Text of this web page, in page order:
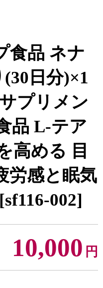
食品 ネナ
日分)×1
プリメン
品 L-テア
高める 目
労感と眠気
002]
10,000 円